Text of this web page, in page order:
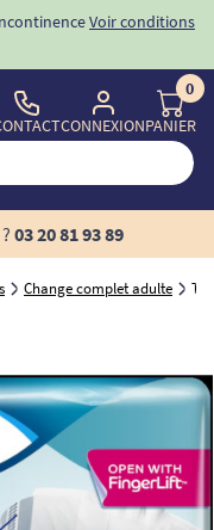
la 1ère commande
CONNEXION
0
PANIER
03 20 81 93 89
Change complet adulte